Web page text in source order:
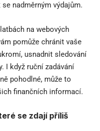
nadměrným výdajům.
na webových
pomůže chránit vaše
usnadnit sledování
I když ruční zadávání
pohodlné, může to
finančních informací.
se zdají příliš